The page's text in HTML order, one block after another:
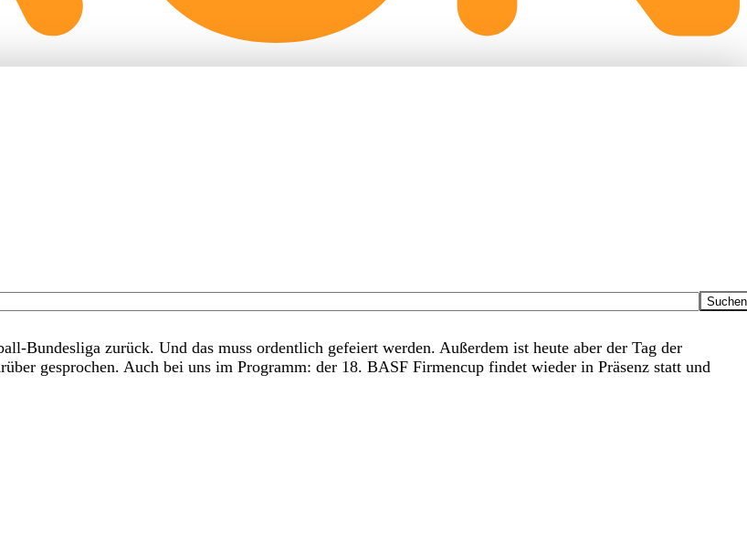
Bundesliga zurück. Und das muss ordentlich gefeiert werden. Außerdem ist heute aber der Tag der
gesprochen. Auch bei uns im Programm: der 18. BASF Firmencup findet wieder in Präsenz statt und